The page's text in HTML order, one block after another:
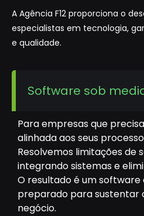
A Agência F12 proporciona o
especialistas em tecnologia,
e qualidade.
Software sob
Para empresas que
alinhada aos seus
Resolvemos limitações de
integrando sistemas e
O resultado é um software
preparado para sustentar
negócio.